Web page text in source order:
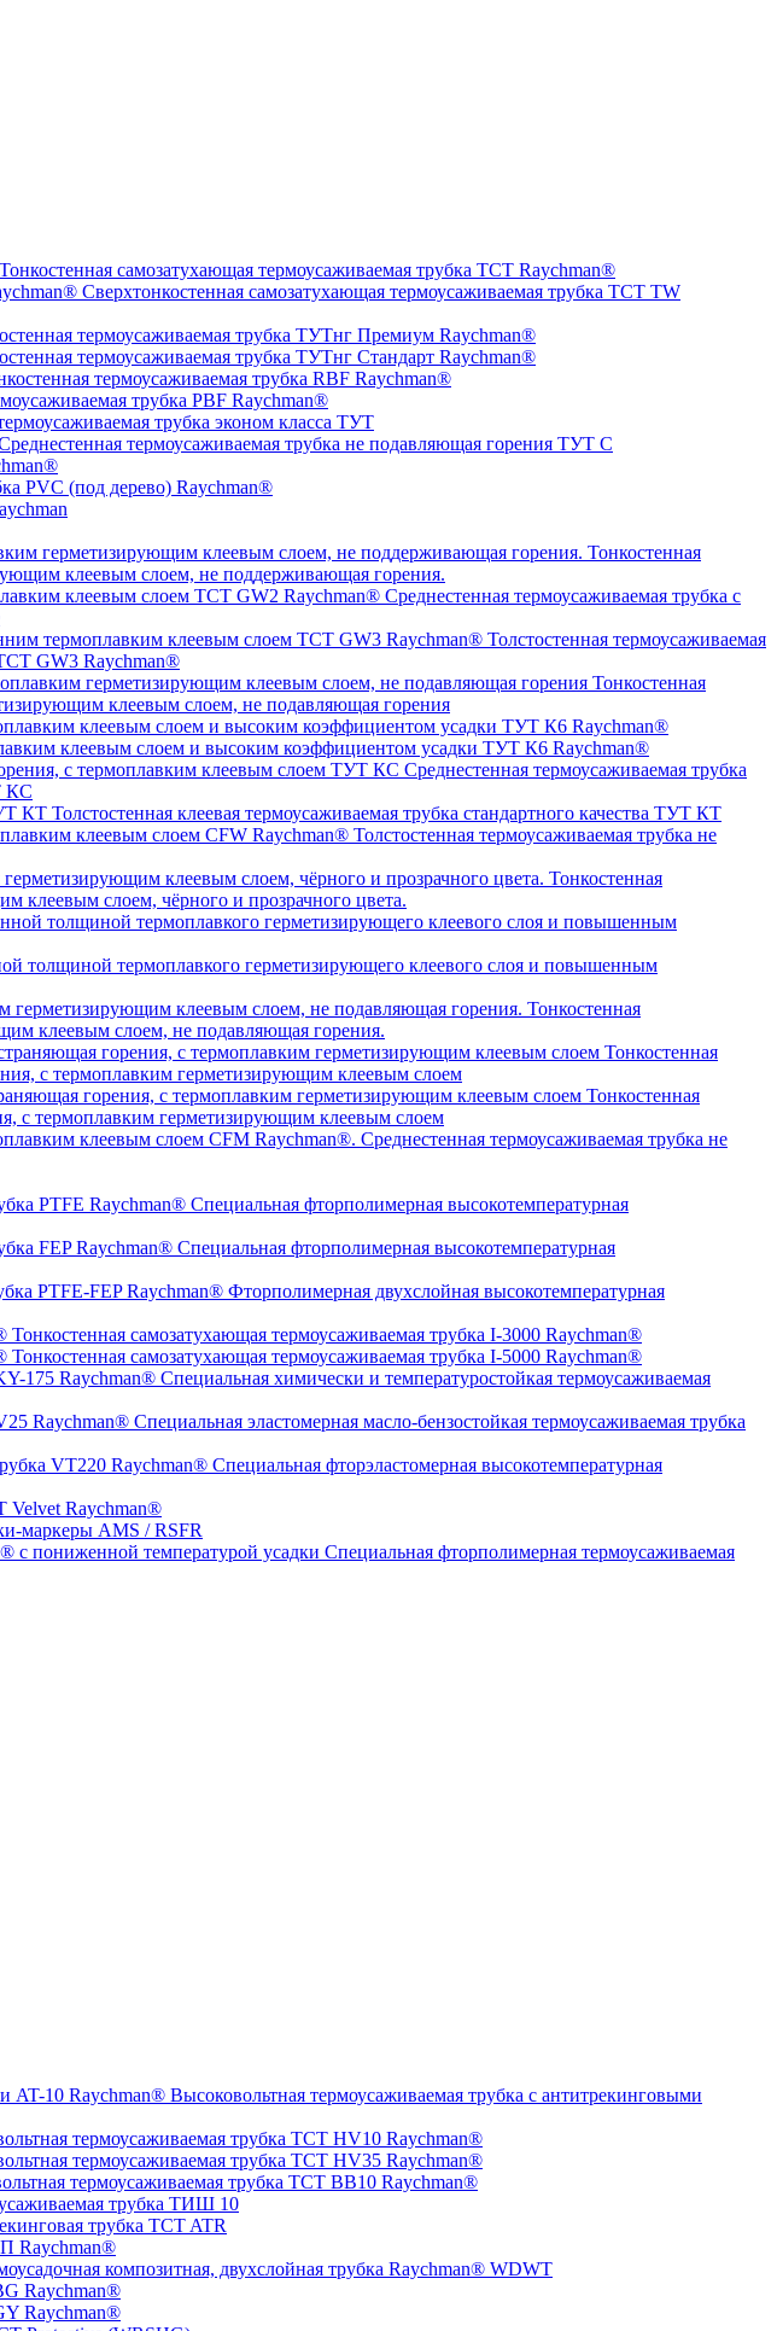
Тонкостенная самозатухающая термоусаживаемая трубка ТCT Raychman®
Сверхтонкостенная самозатухающая термоусаживаемая трубка ТCT TW
термоусаживаемая трубка ТУТнг Премиум Raychman®
термоусаживаемая трубка ТУТнг Стандарт Raychman®
термоусаживаемая трубка RBF Raychman®
трубка PBF Raychman®
трубка эконом класса ТУТ
термоусаживаемая трубка не подавляющая горения ТУТ С
PVC (под дерево) Raychman®
Тонкостенная
клеевым слоем, не поддерживающая горения.
Среднестенная термоусаживаемая трубка c
Толстостенная термоусаживаемая
GW3 Raychman®
Тонкостенная
клеевым слоем, не подавляющая горения
клеевым слоем и высоким коэффициентом усадки ТУТ К6 Raychman®
Среднестенная термоусаживаемая трубка
КС
Толстостенная клеевая термоусаживаемая трубка стандартного качества ТУТ КТ
Толстостенная термоусаживаемая трубка не
Тонкостенная
клеевым слоем, чёрного и прозрачного цвета.
толщиной термоплавкого герметизирующего клеевого слоя и повышенным
Тонкостенная
клеевым слоем, не подавляющая горения.
Тонкостенная
с термоплавким герметизирующим клеевым слоем
Тонкостенная
с термоплавким герметизирующим клеевым слоем
Среднестенная термоусаживаемая трубка не
Специальная фторполимерная высокотемпературная
Специальная фторполимерная высокотемпературная
Фторполимерная двухслойная высокотемпературная
Тонкостенная самозатухающая термоусаживаемая трубка I-3000 Raychman®
Тонкостенная самозатухающая термоусаживаемая трубка I-5000 Raychman®
Специальная химически и температуростойкая термоусаживаемая
Специальная эластомерная масло-бензостойкая термоусаживаемая трубка
Специальная фторэластомерная высокотемпературная
Velvet Raychman®
маркеры AMS / RSFR
Специальная фторполимерная термоусаживаемая
Высоковольтная термоусаживаемая трубка с антитрекинговыми
термоусаживаемая трубка TCT HV10 Raychman®
термоусаживаемая трубка TCT HV35 Raychman®
термоусаживаемая трубка TCT BB10 Raychman®
трубка ТИШ 10
трубка TCT ATR
Raychman®
композитная, двухслойная трубка Raychman® WDWT
Raychman®
Raychman®